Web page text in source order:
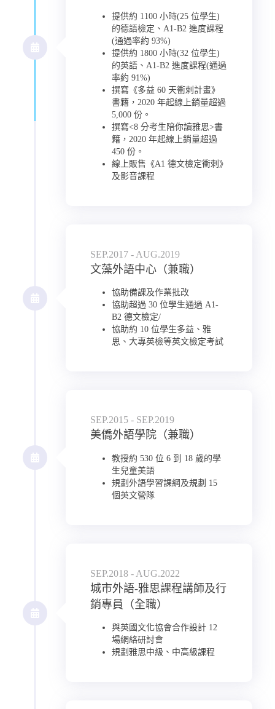
提供約 1100 小時(25 位學生)
的德語檢定、A1-B2 進度課程
(通過率約 93%)
提供約 1800 小時(32 位學生)
的英語、A1-B2 進度課程(通過
率約 91%)
撰寫《多益 60 天衝刺計畫》
書籍，2020 年起線上銷量超過
5,000 份。
撰寫<8 分考生陪你讀雅思>書
籍，2020 年起線上銷量超過
450 份。
線上販售《A1 德文檢定衝刺》
及影音課程
SEP.2017 - AUG.2019
文藻外語中心（兼職）
協助備課及作業批改
協助超過 30 位學生通過 A1-
B2 德文檢定/
協助約 10 位學生多益、雅
思、大專英檢等英文檢定考試
SEP.2015 - SEP.2019
美僑外語學院（兼職）
教授約 530 位 6 到 18 歲的學
生兒童美語
規劃外語學習課綱及規劃 15
個英文營隊
SEP.2018 - AUG.2022
城市外語-雅思課程講師及行
銷專員（全職）
與英國文化協會合作設計 12
場網絡研討會
規劃雅思中級、中高級課程